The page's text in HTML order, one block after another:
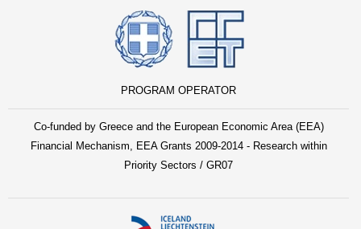
PROGRAM OPERATOR
Co-funded by Greece and the European Economic Area (EEA)
Financial Mechanism, EEA Grants 2009-2014 - Research within
Priority Sectors / GR07